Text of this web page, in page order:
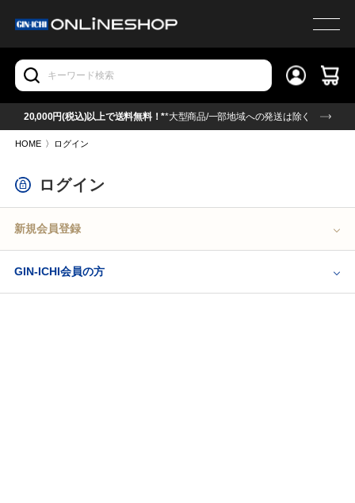
20,000円(税込)以上で送料無料！**大型商品/一部地域への発送は除く
HOME 〉 ログイン
ログイン
新規会員登録
GIN-ICHI会員の方